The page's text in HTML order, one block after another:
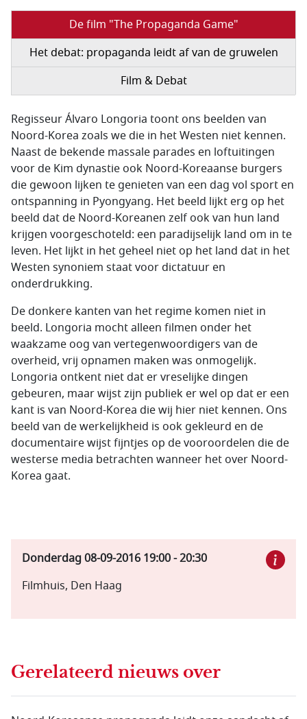
De film "The Propaganda Game"
Het debat: propaganda leidt af van de gruwelen
Film & Debat
Regisseur Álvaro Longoria toont ons beelden van
Noord-Korea zoals we die in het Westen niet kennen.
Naast de bekende massale parades en loftuitingen
voor de Kim dynastie ook Noord-Koreaanse burgers
die gewoon lijken te genieten van een dag vol sport en
ontspanning in Pyongyang. Het beeld lijkt erg op het
beeld dat de Noord-Koreanen zelf ook van hun land
krijgen voorgeschoteld: een paradijselijk land om in te
leven. Het lijkt in het geheel niet op het land dat in het
Westen synoniem staat voor dictatuur en
onderdrukking.
De donkere kanten van het regime komen niet in
beeld. Longoria mocht alleen filmen onder het
waakzame oog van vertegenwoordigers van de
overheid, vrij opnamen maken was onmogelijk.
Longoria ontkent niet dat er vreselijke dingen
gebeuren, maar wijst zijn publiek er wel op dat er een
kant is van Noord-Korea die wij hier niet kennen. Ons
beeld van de werkelijkheid is ook gekleurd en de
documentaire wijst fijntjes op de vooroordelen die de
westerse media betrachten wanneer het over Noord-
Korea gaat.
Donderdag 08-09-2016 19:00-20:30
Filmhuis, Den Haag
Gerelateerd nieuws over